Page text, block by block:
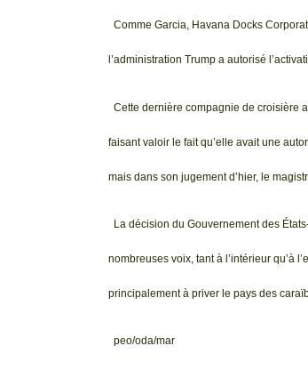
Comme Garcia, Havana Docks
l’administration Trump a autorisé
Cette dernière compagnie de croisière
faisant valoir le fait qu’elle avait une
mais dans son jugement d’hier, le
La décision du Gouvernement des
nombreuses voix, tant à l’intérieur qu’à
principalement à priver le pays des
peo/oda/mar